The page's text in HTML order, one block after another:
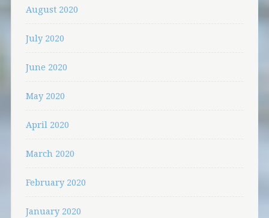
August 2020
July 2020
June 2020
May 2020
April 2020
March 2020
February 2020
January 2020